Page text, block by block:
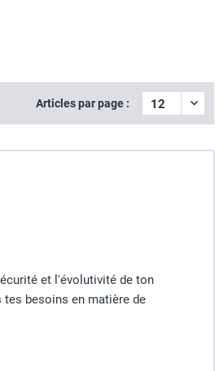
Articles par page :
et l'évolutivité de ton
tes besoins en matière de